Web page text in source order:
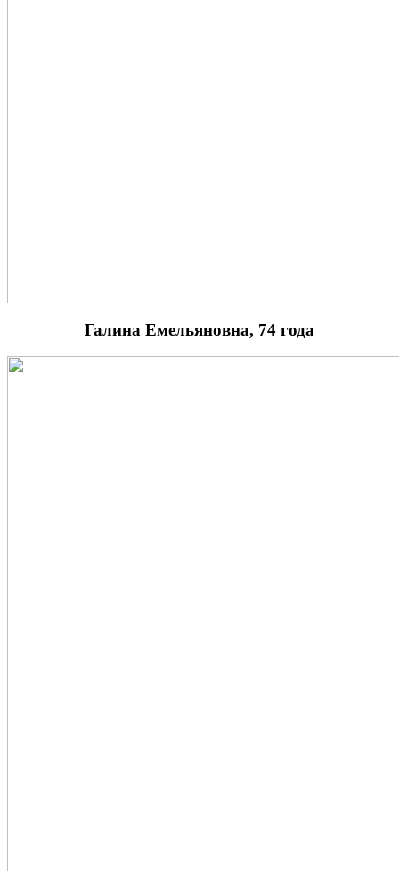
Галина Емельяновна, 74 года